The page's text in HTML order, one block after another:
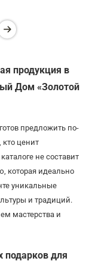
продукция в
Дом «Золотой
предложить по-
ценит
не составит
которая идеально
уникальные
и традиций.
мастерства и
подарков для